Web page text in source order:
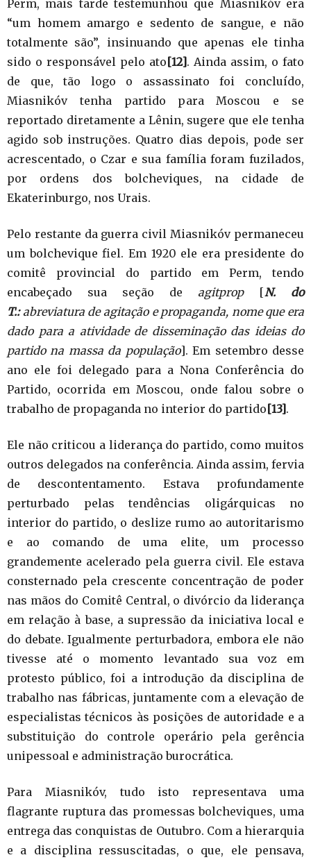
Perm, mais tarde testemunhou que Miasnikóv era
“um homem amargo e sedento de sangue, e não
totalmente são”, insinuando que apenas ele tinha
sido o responsável pelo ato [12] . Ainda assim, o fato
de que, tão logo o assassinato foi concluído,
Miasnikóv tenha partido para Moscou e se
reportado diretamente a Lênin, sugere que ele tenha
agido sob instruções. Quatro dias depois, pode ser
acrescentado, o Czar e sua família foram fuzilados,
por ordens dos bolcheviques, na cidade de
Ekaterinburgo, nos Urais.
Pelo restante da guerra civil Miasnikóv permaneceu
um bolchevique fiel. Em 1920 ele era presidente do
comitê provincial do partido em Perm, tendo
encabeçado sua seção de agitprop[N. do
T.:abreviatura de agitação e propaganda, nome que era
dado para a atividade de disseminação das ideias do
partido na massa da população]. Em setembro desse
ano ele foi delegado para a Nona Conferência do
Partido, ocorrida em Moscou, onde falou sobre o
trabalho de propaganda no interior do partido [13] .
Ele não criticou a liderança do partido, como muitos
outros delegados na conferência. Ainda assim, fervia
de descontentamento. Estava profundamente
perturbado pelas tendências oligárquicas no
interior do partido, o deslize rumo ao autoritarismo
e ao comando de uma elite, um processo
grandemente acelerado pela guerra civil. Ele estava
consternado pela crescente concentração de poder
nas mãos do Comitê Central, o divórcio da liderança
em relação à base, a supressão da iniciativa local e
do debate. Igualmente perturbadora, embora ele não
tivesse até o momento levantado sua voz em
protesto público, foi a introdução da disciplina de
trabalho nas fábricas, juntamente com a elevação de
especialistas técnicos às posições de autoridade e a
substituição do controle operário pela gerência
unipessoal e administração burocrática.
Para Miasnikóv, tudo isto representava uma
flagrante ruptura das promessas bolcheviques, uma
entrega das conquistas de Outubro. Com a hierarquia
e a disciplina ressuscitadas, o que, ele pensava,